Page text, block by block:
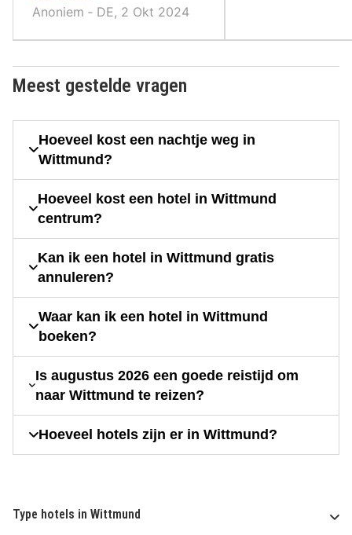
Anoniem ‐ DE, 2 Okt 2024
Meest gestelde vragen
Hoeveel kost een nachtje weg in
Wittmund?
Hoeveel kost een hotel in Wittmund
centrum?
Kan ik een hotel in Wittmund gratis
annuleren?
Waar kan ik een hotel in Wittmund
boeken?
Is augustus 2026 een goede reistijd om
naar Wittmund te reizen?
Hoeveel hotels zijn er in Wittmund?
Type hotels in Wittmund